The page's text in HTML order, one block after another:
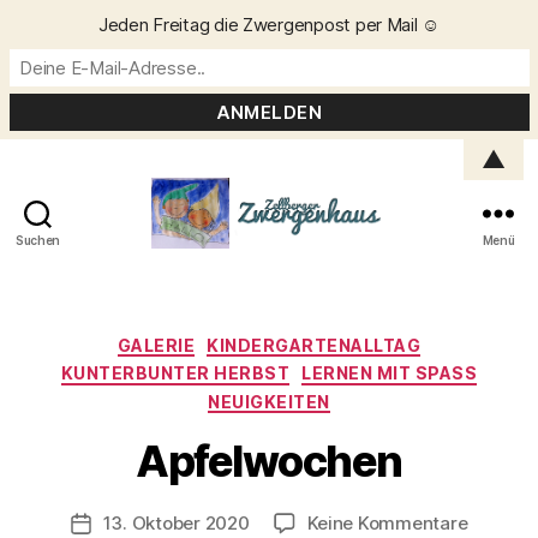
Suchen Menü
Kategorien
GALERIE
KINDERGARTENALLTAG
KUNTERBUNTER HERBST
LERNEN MIT SPASS
NEUIGKEITEN
Apfelwochen
Beitragsautor
V
n
C
h
Veröffentlichungsdatum
13. Oktober 2020 Keine Kommentarezu
Jeden Freitag die Zwergenpost per Mail ☺️
▲